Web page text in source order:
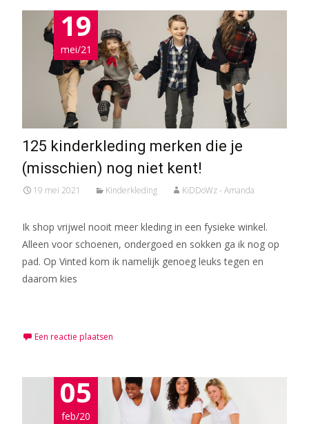
19
mei/21
125 kinderkleding merken die je
(misschien) nog niet kent!
19 mei 2021 Kinderkleding KiDDoWz - Amanda
Ik shop vrijwel nooit meer kleding in een fysieke winkel.
Alleen voor schoenen, ondergoed en sokken ga ik nog op
pad. Op Vinted kom ik namelijk genoeg leuks tegen en
daarom kies
Een reactie plaatsen
05
feb/20